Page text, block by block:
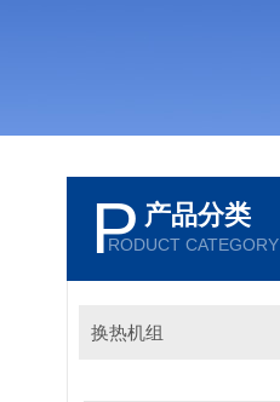
P 产品分类
RODUCT CATEGORY
换热机组